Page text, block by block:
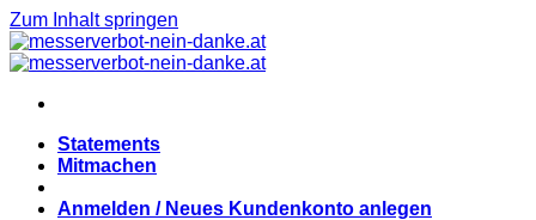
Zum Inhalt springen
Statements
Mitmachen
Anmelden / Neues Kundenkonto anlegen